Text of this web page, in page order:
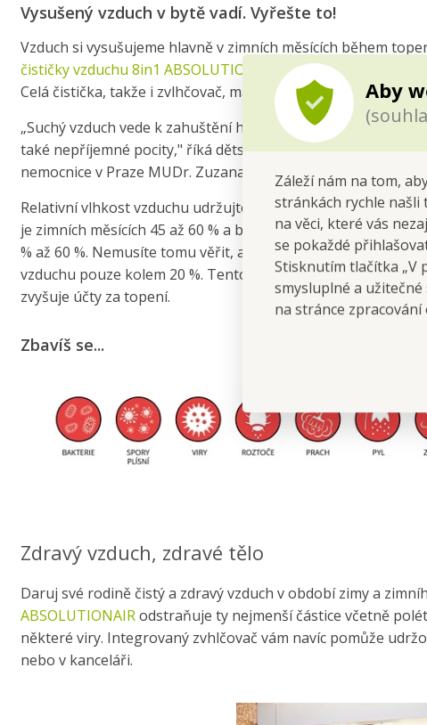
Aby
Záleží nám na tom,
stránkách rychle našli
na věci, které vás
se pokaždé
Stisknutím tlačítka „V
smysluplné a
na stránce
Vysušený vzduch v bytě vadí. Vyřešte to!
Vzduch si vysušujeme hlavně v zimních měsících během
čističky vzduchu 8in1 ABSOLUTIONAIR
monitoruje vlhkost
Celá čistička, takže i zvlhčovač, má noční režim pro klidný
„Suchý vzduch vede k zahuštění hlenů a vysušení sliznice,
také nepříjemné pocity," říká dětská alergoložka,
nemocnice v Praze MUDr. Zuzana Vančíková, CSc.
Relativní vlhkost vzduchu udržujte v těch správných
je zimních měsících 45 až 60 % a během léta pak od 40 do
% až 60 %. Nemusíte tomu věřit, ale v některých českých
vzduchu pouze kolem 20 %. Tento suchý vzduch vám pak
zvyšuje účty za topení.
Zbavíš se...
Zdravý vzduch, zdravé tělo
Daruj své rodině čistý a zdravý vzduch v období zimy a
ABSOLUTIONAIRodstraňuje ty nejmenší částice včetně
některé viry. Integrovaný zvhlčovač vám navíc pomůže
nebo v kanceláři.